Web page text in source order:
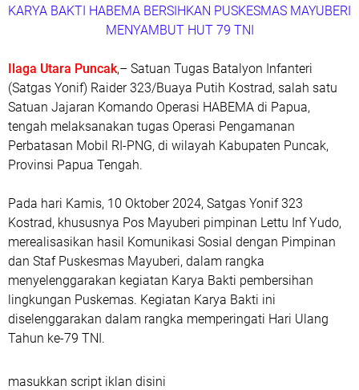
KARYA BAKTI HABEMA BERSIHKAN PUSKESMAS MAYUBERI
MENYAMBUT HUT 79 TNI
Ilaga Utara Puncak,– Satuan Tugas Batalyon Infanteri
(Satgas Yonif) Raider 323/Buaya Putih Kostrad, salah satu
Satuan Jajaran Komando Operasi HABEMA di Papua,
tengah melaksanakan tugas Operasi Pengamanan
Perbatasan Mobil RI-PNG, di wilayah Kabupaten Puncak,
Provinsi Papua Tengah.
Pada hari Kamis, 10 Oktober 2024, Satgas Yonif 323
Kostrad, khususnya Pos Mayuberi pimpinan Lettu Inf Yudo,
merealisasikan hasil Komunikasi Sosial dengan Pimpinan
dan Staf Puskesmas Mayuberi, dalam rangka
menyelenggarakan kegiatan Karya Bakti pembersihan
lingkungan Puskemas. Kegiatan Karya Bakti ini
diselenggarakan dalam rangka memperingati Hari Ulang
Tahun ke-79 TNI.
masukkan script iklan disini